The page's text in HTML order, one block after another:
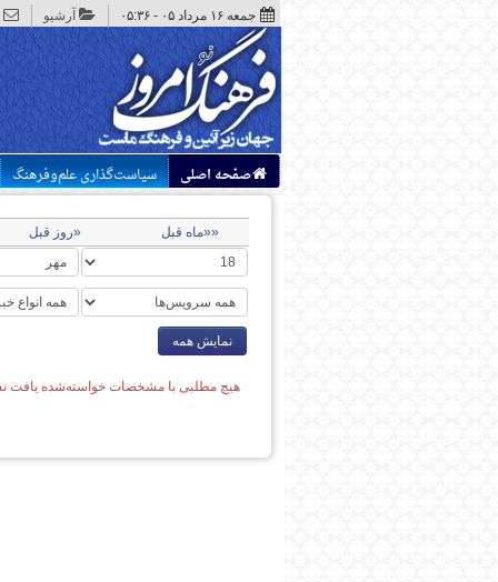
جمعه ۱۶ مرداد ۰۵ - ۰۵:۳۶ آرشیو
صفحه اصلی سیاست‌گذاری علم‌وفرهنگ
««ماه قبل «روز قبل
نمایش همه
هیچ مطلبی با مشخصات خواسته‌شده یافت